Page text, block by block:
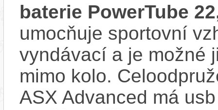
baterie PowerTube
umocňuje sportovní
vyndávací a je možné
mimo kolo.
ASX Advanced má